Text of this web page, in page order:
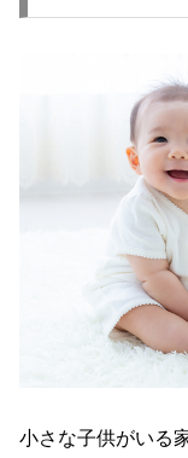
小さな子供がいる